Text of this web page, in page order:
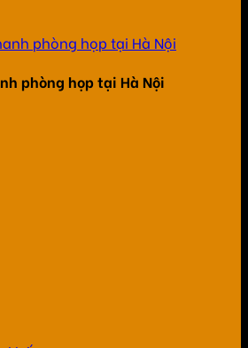
phòng họp tại Hà Nội